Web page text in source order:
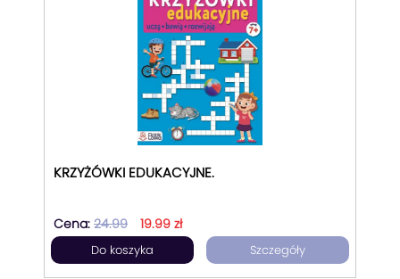
KRZYŻÓWKI EDUKACYJNE.
Cena: 24.99 19.99 zł
Do koszyka Szczegóły